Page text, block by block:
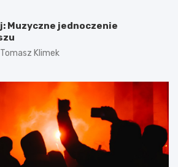
Muzyczne jednoczenie
Tomasz Klimek